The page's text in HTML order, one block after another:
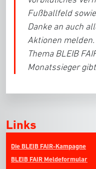
Fußballfeld
Danke an auch
Aktionen
Thema BLEIB
Monatssieger
Links
Die BLEIB FAIR-Kampagne
BLEIB FAIR Meldeformular